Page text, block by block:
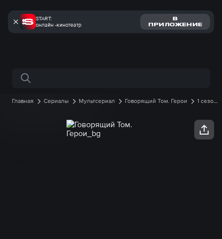
START:
онлайн -кинотеатр
В
ПРИЛОЖЕНИЕ
Поиск по сайту
Главная Сериалы Мультсериал Говорящий Том. Герои
1 сезон